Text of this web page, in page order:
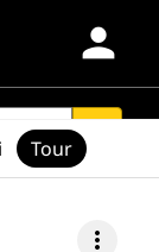
person
search
more_vert
Tour